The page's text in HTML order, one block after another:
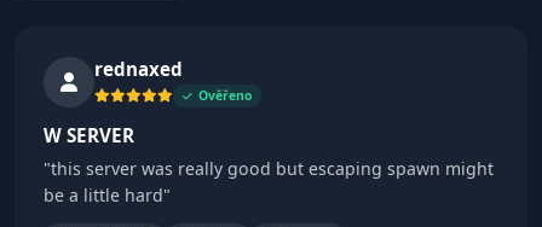
rednaxed
Ověřeno
W SERVER
"this server was really good but escaping spawn might
be a little hard"